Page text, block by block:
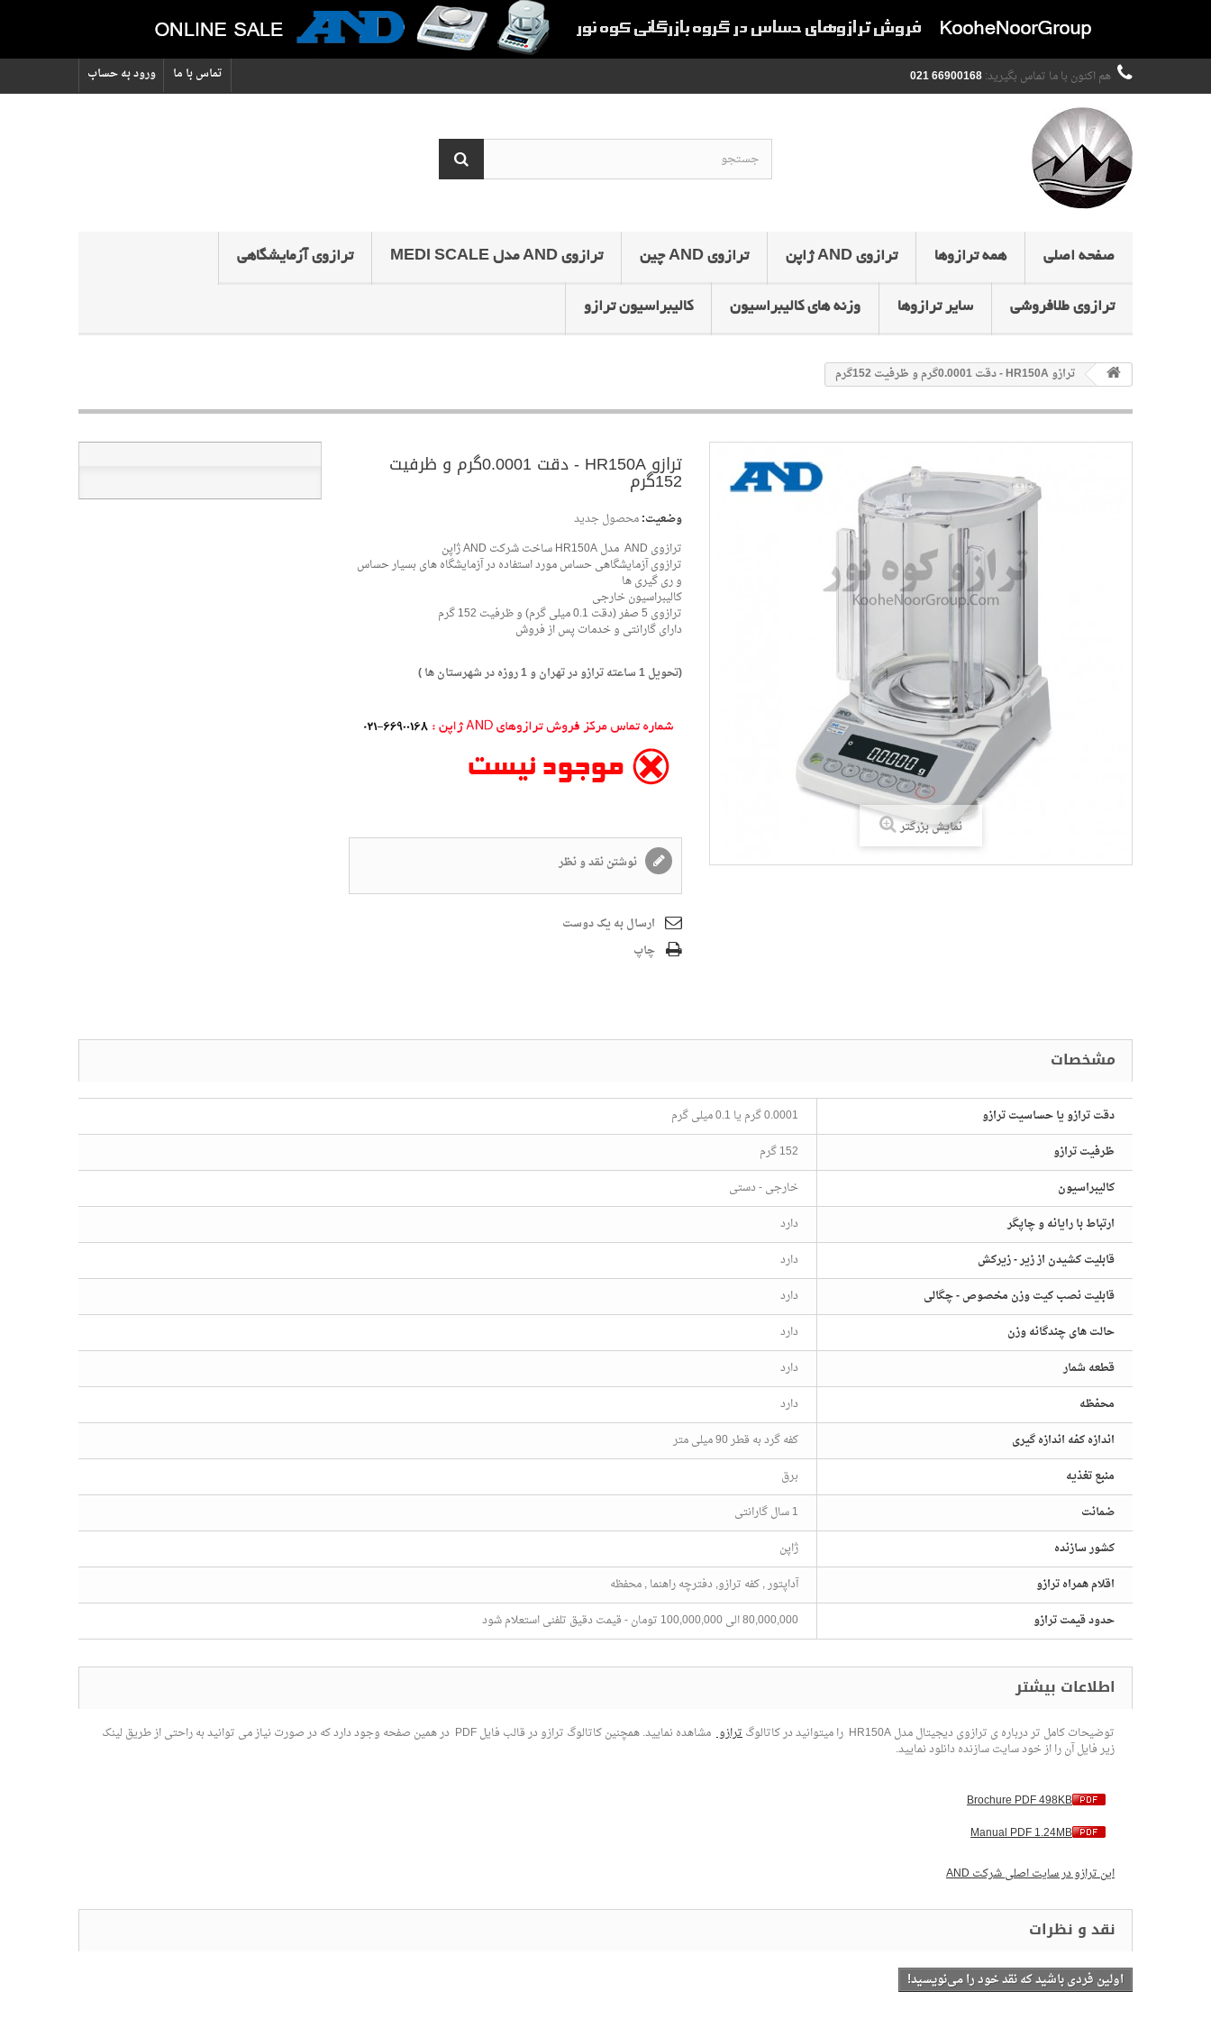
ورود به حساب تماس با ما هم اکنون با ما تماس بگیرید:66900168 021
صفحه اصلی همه ترازوها ترازوی AND ژاپن ترازوی AND چین ترازوی AND مدل MEDI SCALE ترازوی آزمایشگاهی
ترازوی طلافروشی سایر ترازوها وزنه های کالیبراسیون کالیبراسیون ترازو
ترازو HR150A - دقت 0.0001گرم و ظرفیت 152گرم
نمایش بزرگتر
وضعیت:محصول جدید
ترازوی AND مدل HR150A ساخت شرکت AND ژاپن
ترازوی آزمایشگاهی حساس مورد استفاده در آزمایشگاه های بسیار حساس
و ری گیری ها
کالیبراسیون خارجی
ترازوی 5 صفر (دقت 0.1 میلی گرم) و ظرفیت 152 گرم
دارای گارانتی و خدمات پس از فروش
(تحویل 1 ساعته ترازو در تهران و 1 روزه در شهرستان ها )
نوشتن نقد و نظر
ارسال به یک دوست
چاپ
دقت ترازو یا حساسیت ترازو
0.0001 گرم یا 0.1 میلی گرم
ظرفیت ترازو
152 گرم
کالیبراسیون
خارجی - دستی
ارتباط با رایانه و چاپگر
دارد
قابلیت کشیدن از زیر - زیرکش
دارد
قابلیت نصب کیت وزن مخصوص - چگالی
دارد
حالت های چندگانه وزن
دارد
قطعه شمار
دارد
محفظه
دارد
اندازه کفه اندازه گیری
کفه گرد به قطر 90 میلی متر
منبع تغذیه
برق
ضمانت
1 سال گارانتی
کشور سازنده
ژاپن
اقلام همراه ترازو
آداپتور , کفه ترازو, دفترچه راهنما , محفظه
حدود قیمت ترازو
80,000,000 الی 100,000,000 تومان - قیمت دقیق تلفنی استعلام شود
توضیحات کامل تر درباره ی ترازوی دیجیتال مدل HR150A را میتوانید در کاتالوگ ترازو
مشاهده نمایید. همچنین کاتالوگ ترازو در قالب فایل PDF در همین صفحه وجود دارد که در صورت نیاز می توانید به راحتی از طریق لینک
زیر فایل آن را از خود سایت سازنده دانلود نمایید.
Brochure PDF 498KB
Manual PDF 1.24MB
این ترازو در سایت اصلی شرکت AND
اولین فردی باشید که نقد خود را می‌نویسید!